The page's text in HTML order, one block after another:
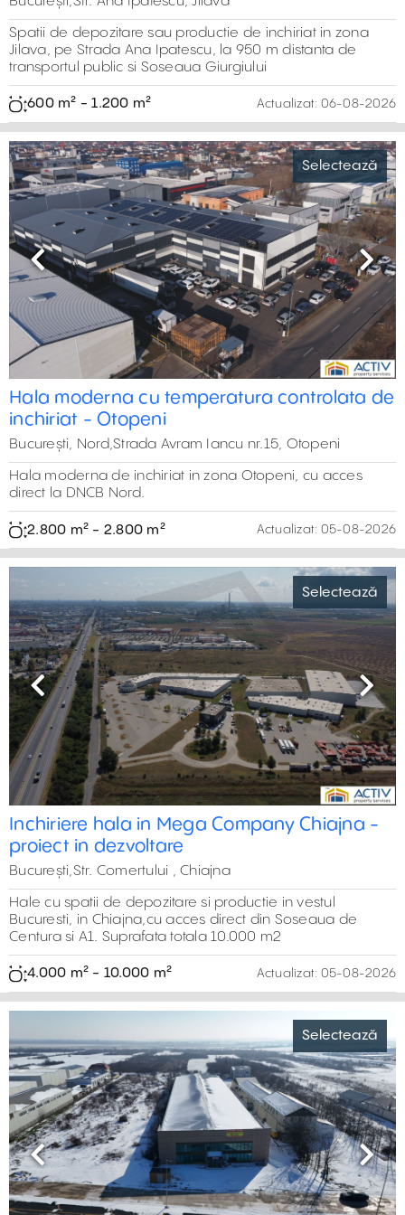
1.000 m² - 1.750 m² Actualizat:05-08-2026
Previous Next
Spații de depozitare – Ecom Logistic
Progresu
București, Sud,Soseaua Giurgiului 321
Hale de închiriat (15.000 mp) în București, Șoseaua
Giurgiului. Proprietatea oferă acces rapid la transportul
public și conexiuni excelente către principalele artere
rutiere
600 m² - 1.500 m² Actualizat:05-08-2026
Selectează
Previous Next
Hala de inchiriat - DNCB - Chitila
București, Nord,Soseua de Centura
Spatii de depozitare (595 mp) de inchiriat in nord-vestul
Bucurestiului, in zona Chitila, cu acces direct din soseaua
de centura a orasului.
Hala de inchiriat - comuna Berceni
București, Sud,Strada Filip Corlatescu, Berceni
Spatiu de depozitare si birouri de inchiriat situata in
comuna Berceni, in sudul Bucurestiului, cu acces facil
catre DNCB. Terenul din proximitate are iesire la apa, fiind
ideal pentru activitati legate de navigatie, barci sau alte
utilizari similare.
550 m² - 550 m² Actualizat:05-08-2026
Selectează
Previous Next
Hală de închiriat în Catted Business Park
Ștefănești – 828 mp
București, Nord,Soseaua de Centura, Stefanesti
Parc logistic și mică producție, adresat IMM-urilor, cu
acces din Centura București Nord – zona Ștefănești.
Suprafață disponibilă 828 mp
828 m² - 828 m²
Previous
Închiriere hală în CTPark Chitila
București, Nord,Str. Rudeni, Zona Chitila
Spații de depozitare sau producție în CTPark Chitila, cu
acces direct din șoseaua de centură, pe strada Rudeni, în
nord-vestul Bucureștiului. Dotări și standarde de clasă A
4.200 m² - 6.700 m² Actualizat:05-08-2026
Selectează
Previous Next
Hală de închiriat în CTPark București
București, Vest,Autostrada A1 (km 15)
Spații de depozitare și producție amplasate în CTPark
București, la km 13 al autostrăzii, cu acces direct către
șoseaua de centură. Acces la transportul public.